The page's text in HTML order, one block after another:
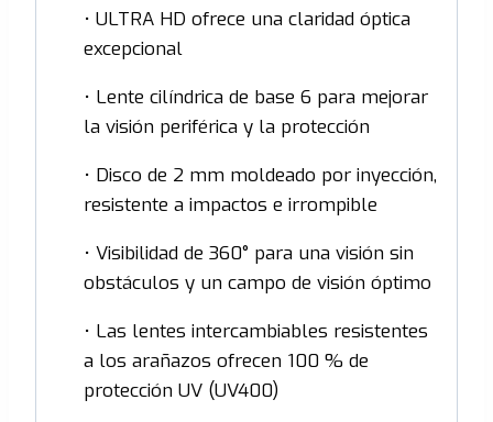
• ULTRA HD ofrece una claridad óptica
excepcional
• Lente cilíndrica de base 6 para mejorar
la visión periférica y la protección
• Disco de 2 mm moldeado por inyección,
resistente a impactos e irrompible
• Visibilidad de 360° para una visión sin
obstáculos y un campo de visión óptimo
• Las lentes intercambiables resistentes
a los arañazos ofrecen 100 % de
protección UV (UV400)